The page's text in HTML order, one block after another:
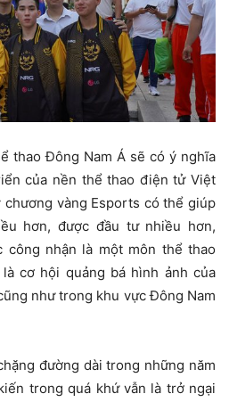
thao Đông Nam Á sẽ có ý nghĩa
của nền thể thao điện tử Việt
chương vàng Esports có thể giúp
hơn, được đầu tư nhiều hơn,
nhận là một môn thể thao
cơ hội quảng bá hình ảnh của
như trong khu vực Đông Nam
đường dài trong những năm
​​trong quá khứ vẫn là trở ngại